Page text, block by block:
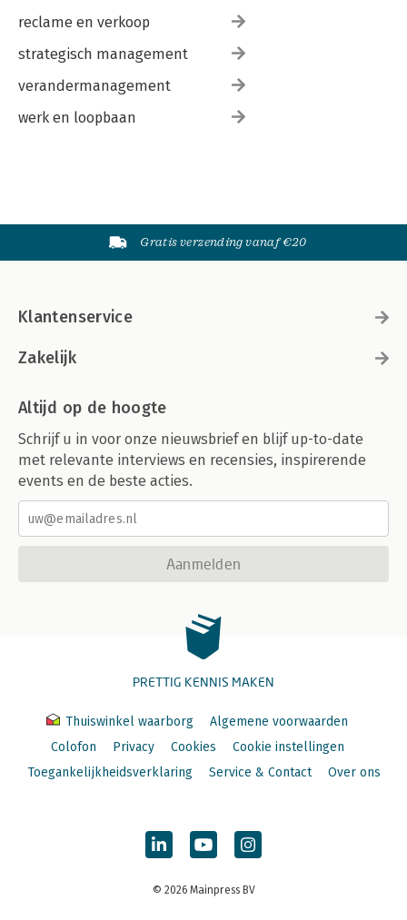
reclame en verkoop
strategisch management
verandermanagement
werk en loopbaan
Gratis verzending vanaf €20
Klantenservice
Zakelijk
Altijd op de hoogte
Schrijf u in voor onze nieuwsbrief en blijf up-to-date
met relevante interviews en recensies, inspirerende
events en de beste acties.
Aanmelden
PRETTIG KENNIS MAKEN
Thuiswinkel waarborg
Algemene voorwaarden
Colofon
Privacy Cookies
Cookie instellingen
Toegankelijkheidsverklaring
Service & Contact Over ons
© 2026 Mainpress BV